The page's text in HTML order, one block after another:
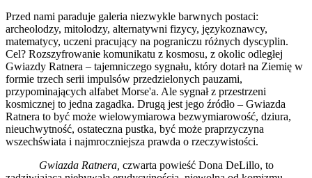
Przed nami paraduje galeria niezwykle barwnych postaci:
archeolodzy, mitolodzy, alternatywni fizycy, językoznawcy,
matematycy, uczeni pracujący na pograniczu różnych dyscyplin.
Cel? Rozszyfrowanie komunikatu z kosmosu, z okolic odległej
Gwiazdy Ratnera – tajemniczego sygnału, który dotarł na Ziemię w
formie trzech serii impulsów przedzielonych pauzami,
przypominających alfabet Morse'a. Ale sygnał z przestrzeni
kosmicznej to jedna zagadka. Drugą jest jego źródło – Gwiazda
Ratnera to być może wielowymiarowa bezwymiarowość, dziura,
nieuchwytność, ostateczna pustka, być może praprzyczyna
wszechświata i najmroczniejsza prawda o rzeczywistości.
Gwiazda Ratnera, czwarta powieść Dona DeLillo, to